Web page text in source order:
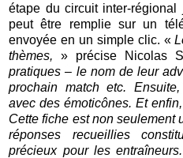
étape du circuit inter-
peut être remplie sur un
envoyée en un simple clic. «
thèmes,» précise Nicolas
pratiques – le nom de leur
prochain match etc.
avec des émoticônes. Et
Cette fiche est non seulement
réponses recueillies
précieux pour les entraîneurs.